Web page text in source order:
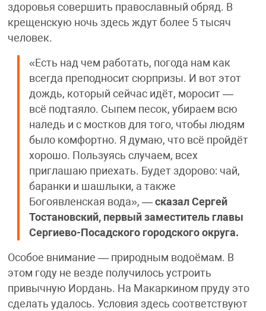
здоровья совершить православный обряд. В
крещенскую ночь здесь ждут более 5 тысяч
человек.
«Есть над чем работать, погода нам как
всегда преподносит сюрпризы. И вот этот
дождь, который сейчас идёт, моросит —
всё подтаяло. Сыпем песок, убираем всю
наледь и с мостков для того, чтобы людям
было комфортно. Я думаю, что всё пройдёт
хорошо. Пользуясь случаем, всех
приглашаю приехать. Будет здорово: чай,
баранки и шашлыки, а также
Богоявленская вода», — сказал Сергей
Тостановский, первый заместитель главы
Сергиево-Посадского городского округа.
Особое внимание — природным водоёмам. В
этом году не везде получилось устроить
привычную Иордань. На Макаркином пруду это
сделать удалось. Условия здесь соответствуют